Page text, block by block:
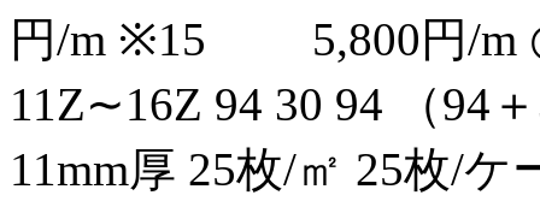
円/m ※15 5,800円/m
11Z∼16Z 94 30 94 （94
11mm厚 25枚/㎡ 25枚/